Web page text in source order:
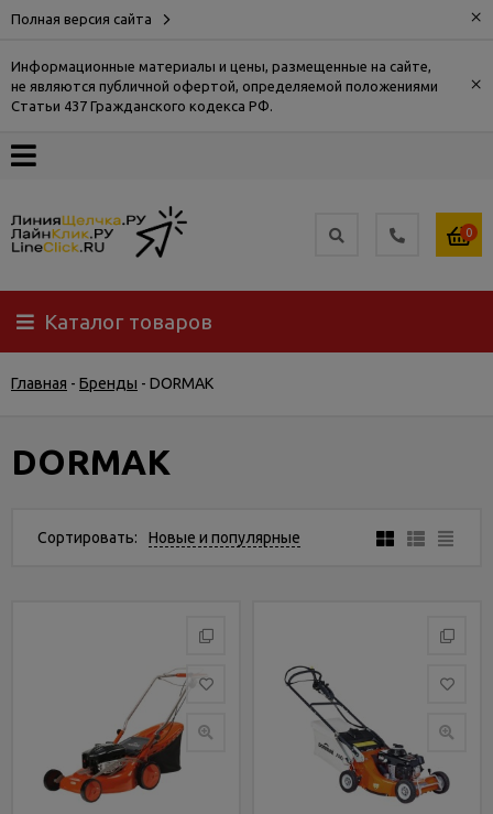
Полная версия сайта ×
Информационные материалы и цены, размещенные на сайте,
не являются публичной офертой, определяемой положениями
Статьи 437 Гражданского кодекса РФ.
×
О
Доставка
Самовывоз
Гарантия
сервис
0
Каталог товаров
Главная - Бренды - DORMAK
DORMAK
Сортировать: Новые и популярные